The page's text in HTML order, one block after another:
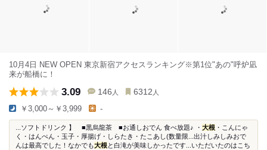
10月4日 NEW OPEN 東京新宿アクセスランキング※第1位"あの"呼炉凪
来が船橋に！
3.09 146 人 6312 人
￥3,000～￥3,999 -
...ソフトドリンク 】 ■黒烏龍茶 ■お通しおでん 食べ放題♪ ・ 大根 ・こんにゃ
く・はんぺん・玉子・厚揚げ・しらたき・たこあし(数量限...出汁しみしみおで
んは最高でした！なかでも大根と白滝が美味しかったです...いただいたのはこち